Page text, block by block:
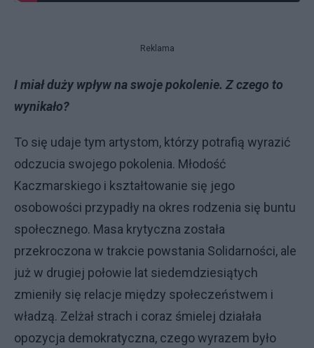
Reklama
I miał duży wpływ na swoje pokolenie. Z czego to
wynikało?
To się udaje tym artystom, którzy potrafią wyrazić
odczucia swojego pokolenia. Młodość
Kaczmarskiego i kształtowanie się jego
osobowości przypadły na okres rodzenia się buntu
społecznego. Masa krytyczna została
przekroczona w trakcie powstania Solidarności, ale
już w drugiej połowie lat siedemdziesiątych
zmieniły się relacje między społeczeństwem i
władzą. Zelżał strach i coraz śmielej działała
opozycja demokratyczna, czego wyrazem było